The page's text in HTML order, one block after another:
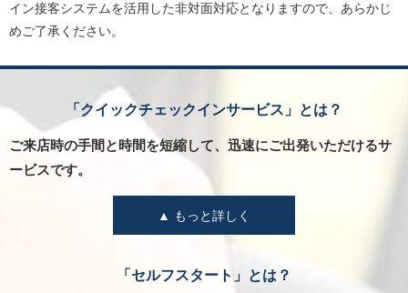
イン接客システムを活用した非対面対応となりますので、あらかじ
めご了承ください。
「クイックチェックインサービス」とは？
ご来店時の手間と時間を短縮して、迅速にご出発いただけるサ
ービスです。
▲ もっと詳しく
「セルフスタート」とは？